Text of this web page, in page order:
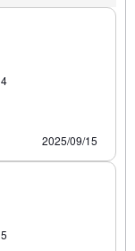
4
2025/09/15
5